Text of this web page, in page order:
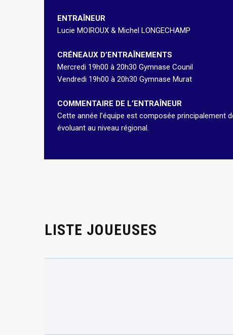
ENTRAÎNEUR
Lucie MOIROUX & Michel LONGECHAMP
CRÉNEAUX D’ENTRAÎNEMENTS
Mercredi 19h00 à 20h30 Gymnase Counil
Vendredi 19h00 à 20h30 Gymnase Murat
COMMENTAIRE DE L’ENTRAÎNEUR
Cette année l’équipe est composée principalement
évoluant au niveau régional.
LISTE JOUEUSES